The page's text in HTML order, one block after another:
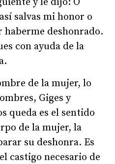
salvas mi honor o
deshonrado.
con ayuda de la
de la mujer, lo
Giges y
queda es el sentido
de la mujer, la
su deshonra. Es
castigo necesario de